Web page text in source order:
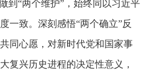
到“两个维护”，始终同以习近平
一致。深刻感悟“两个确立”反
同心愿，对新时代党和国家事
复兴历史进程的决定性意义，